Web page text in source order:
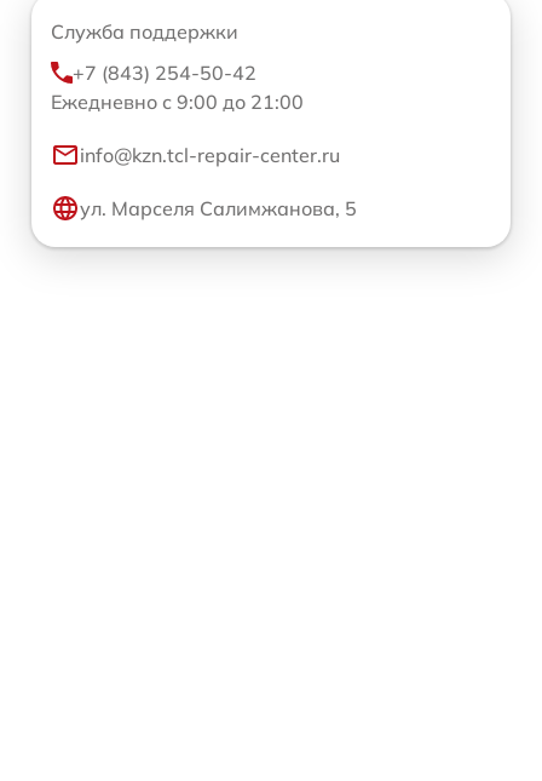
Служба поддержки
+7 (843) 254-50-42
Ежедневно с 9:00 до 21:00
info@kzn.tcl-repair-center.ru
ул. Марселя Салимжанова, 5